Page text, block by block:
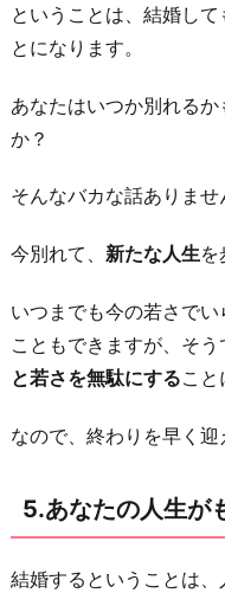
ということは、結婚して
とになります。
あなたはいつか別れる
か？
そんなバカな話ありませ
今別れて、 新たな人生を
いつまでも今の若さで
こともできますが、そ
と若さを無駄にすること
なので、終わりを早く迎
5.あなたの人生が
結婚するということは、